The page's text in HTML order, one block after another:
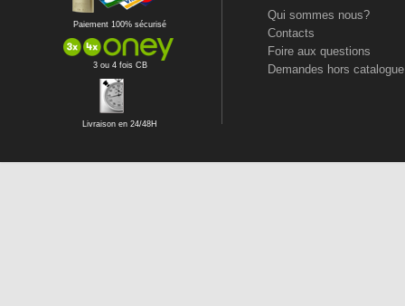
Paiement 100% sécurisé
3 ou 4 fois CB
Livraison en 24/48H
Qui sommes nous?
Contacts
Foire aux questions
Demandes hors catalogue